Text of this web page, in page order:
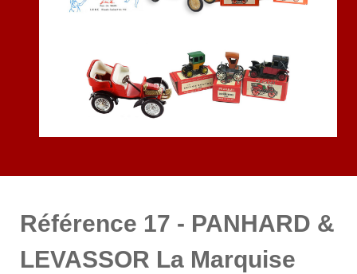
Référence 17 - PANHARD &
LEVASSOR La Marquise